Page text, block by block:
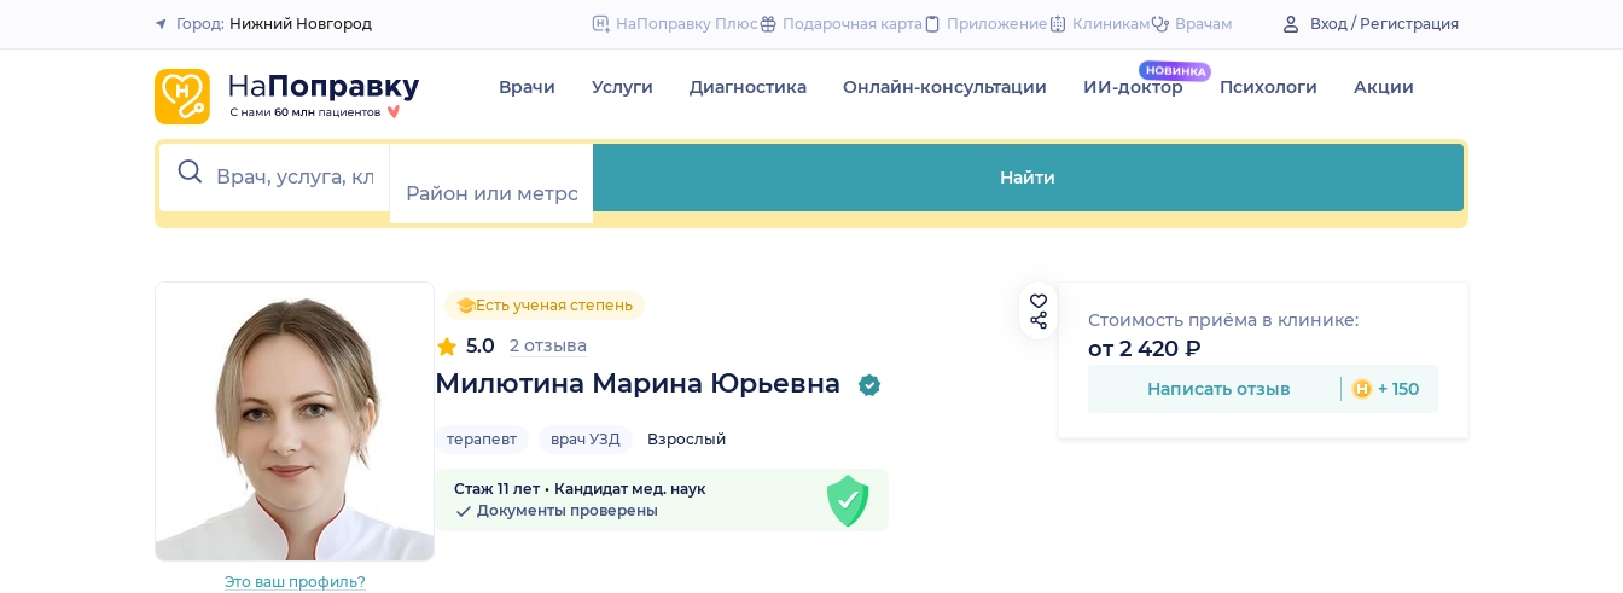
to
Закрыть
Город: Нижний Новгород НаПоправку Плюс Подарочная карта Приложение Клиникам Врачам Вход / Регистрация
Врачи Услуги Диагностика Онлайн-консультации ИИ-доктор Психологи Акции
Найти
Это ваш профиль?
Есть ученая степень
Милютина Марина Юрьевна
5.0 2 отзыва
терапевт врач УЗД Взрослый
Стаж 11 лет
Кандидат мед. наук
Документы проверены
Стоимость приёма в клинике:
от 2 420 ₽
Написать отзыв + 150